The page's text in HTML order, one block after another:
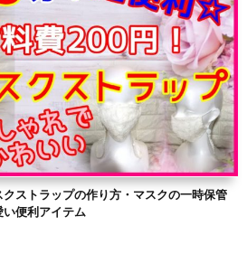
ストラップの作り方・マスクの一時保管
便利アイテム